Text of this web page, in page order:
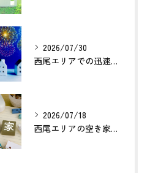
2026/07/30
西尾エリアでの迅速確実な不動産買取のポイントは？
2026/07/18
西尾エリアの空き家売却で利益最大化する方法とは？